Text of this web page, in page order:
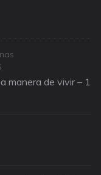
manera de vivir – 1